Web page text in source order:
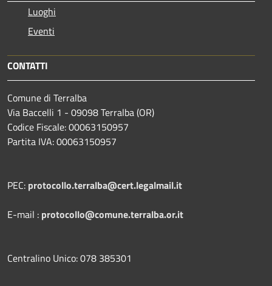
Luoghi
Eventi
CONTATTI
Comune di Terralba
Via Baccelli 1 - 09098 Terralba (OR)
Codice Fiscale: 00063150957
Partita IVA: 00063150957
PEC: protocollo.terralba@cert.legalmail.it
E-mail : protocollo@comune.terralba.or.it
Centralino Unico: 078 385301